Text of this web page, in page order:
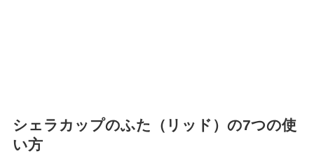
シェラカップのふた（リッド）の7つの使
い方